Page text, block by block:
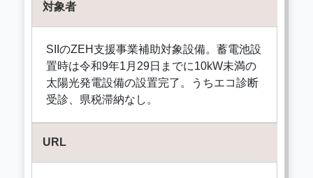
対象者
SIIのZEH支援事業補助対象設備。蓄電池設
置時は令和9年1月29日までに10kW未満の
太陽光発電設備の設置完了。うちエコ診断
受診、県税滞納なし。
URL